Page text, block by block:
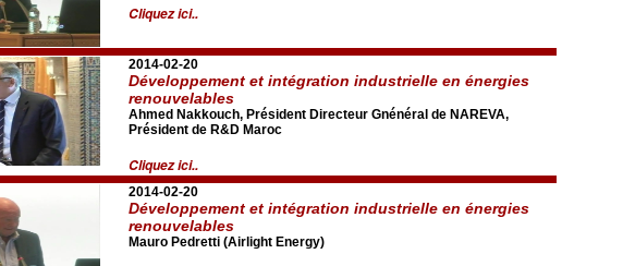
Cliquez ici..
2014-02-20
Développement et intégration industrielle en énergies
renouvelables
Ahmed Nakkouch, Président Directeur Gnénéral de NAREVA,
Président de R&D Maroc
Cliquez ici..
2014-02-20
Développement et intégration industrielle en énergies
renouvelables
Mauro Pedretti (Airlight Energy)